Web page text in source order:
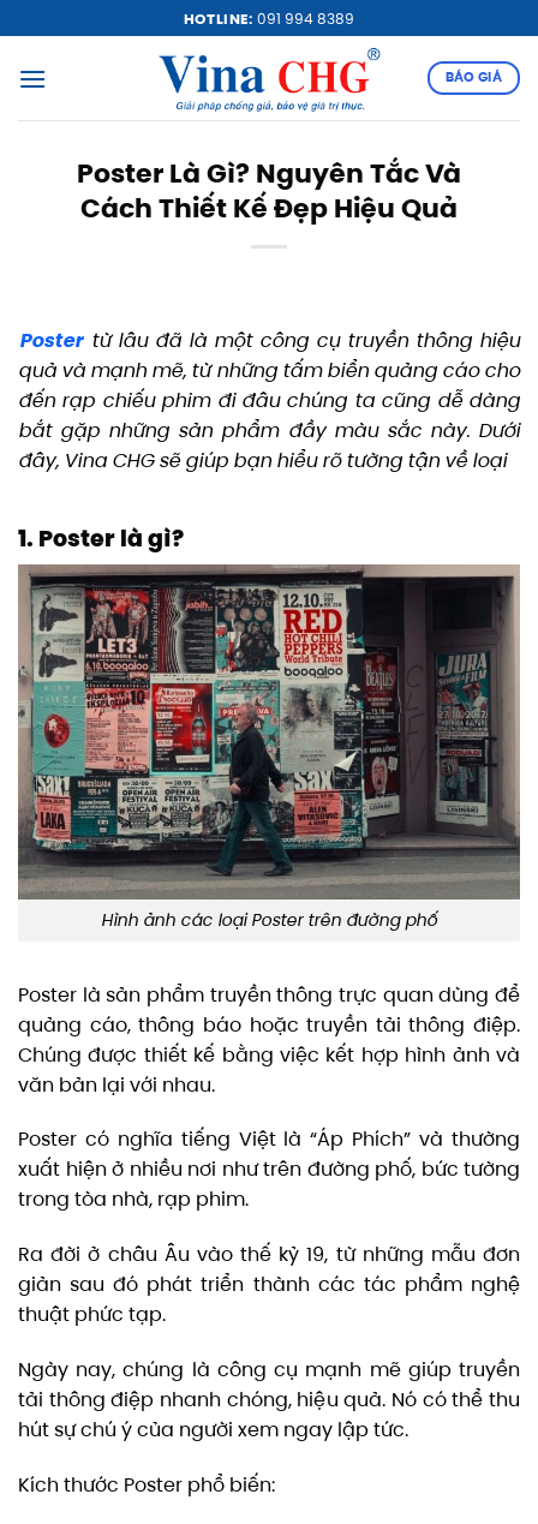
qua
nội
HOTLINE:091 994 8389
BÁO GIÁ
Poster Là Gì? Nguyên Tắc Và
Cách Thiết Kế Đẹp Hiệu Quả
Poster từ lâu đã là một công cụ truyền thông hiệu
quả và mạnh mẽ, từ những tấm biển quảng cáo cho
đến rạp chiếu phim đi đâu chúng ta cũng dễ dàng
bắt gặp những sản phẩm đầy màu sắc này. Dưới
đây, Vina CHG sẽ giúp bạn hiểu rõ tường tận về loại
1. Poster là gì?
Hình ảnh các loại Poster trên đường phố
Poster là sản phẩm truyền thông trực quan dùng để
quảng cáo, thông báo hoặc truyền tải thông điệp.
Chúng được thiết kế bằng việc kết hợp hình ảnh và
văn bản lại với nhau.
Poster có nghĩa tiếng Việt là “Áp Phích” và thường
xuất hiện ở nhiều nơi như trên đường phố, bức tường
trong tòa nhà, rạp phim.
Ra đời ở châu Âu vào thế kỷ 19, từ những mẫu đơn
giản sau đó phát triển thành các tác phẩm nghệ
thuật phức tạp.
Ngày nay, chúng là công cụ mạnh mẽ giúp truyền
tải thông điệp nhanh chóng, hiệu quả. Nó có thể thu
hút sự chú ý của người xem ngay lập tức.
Kích thước Poster phổ biến: